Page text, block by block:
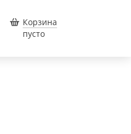
Корзина
пусто